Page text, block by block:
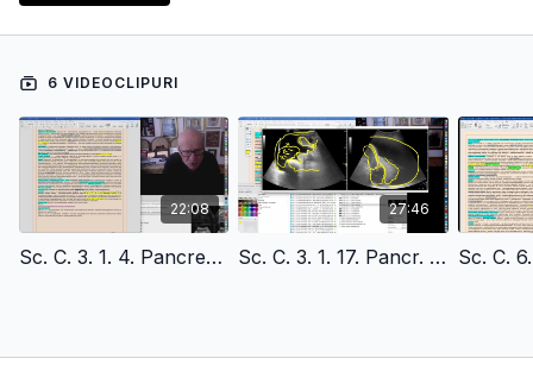
6 VIDEOCLIPURI
22:08
Sc. C. 3. 1. 4. Pancreatita. Acuta. Recurenta. Pancreatita. Cronica. Obstructiva. Calcificanta.
27:46
Sc. C. 3. 1. 17. Pancr. Acuta. Forma. Severa. Et. Metabolica. Ab. Pancreatic